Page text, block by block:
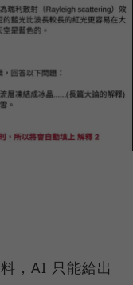
，AI 只能給出